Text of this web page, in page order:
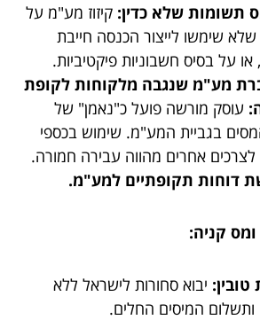
תשומות שלא כדין: קיזוז מע"מ על
שלא שימשו לייצור הכנסה חייבת
על בסיס חשבוניות פיקטיביות.
מע"מ שנגבה מלקוחות לקופת
עוסק מורשה פועל כ"נאמן" של
בגביית המע"מ. שימוש בכספי
אחרים מהווה עבירה חמורה.
דוחות תקופתיים למע"מ.
קניה:
יבוא סחורות לישראל ללא
המיסים החלים.